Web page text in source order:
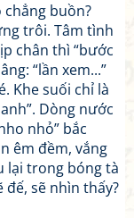
chẳng buồn?
trôi. Tâm tình
chân thì “bước
“lần xem...”
Khe suối chỉ là
Dòng nước
nhỏ” bắc
êm đềm, vắng
lại trong bóng tà
sẽ nhìn thấy?